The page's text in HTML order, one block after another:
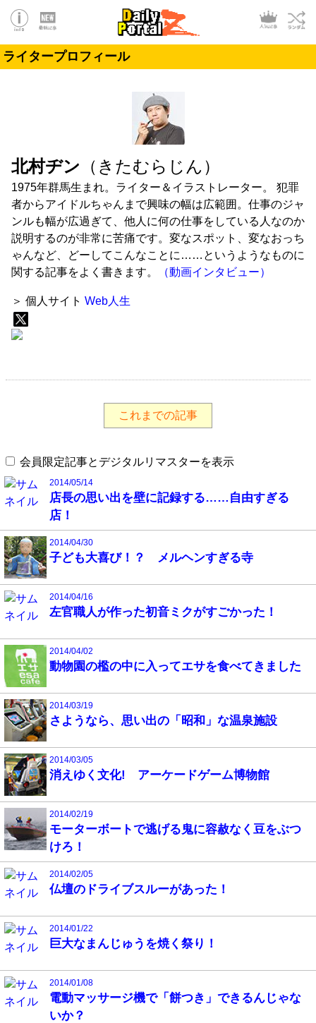
ライタープロフィール
北村ヂン （きたむらじん）
1975年群馬生まれ。ライター＆イラストレーター。 犯罪
者からアイドルちゃんまで興味の幅は広範囲。仕事のジャ
ンルも幅が広過ぎて、他人に何の仕事をしている人なのか
説明するのが非常に苦痛です。変なスポット、変なおっち
ゃんなど、どーしてこんなことに……というようなものに
関する記事をよく書きます。
（動画インタビュー）
＞ 個人サイト Web人生
これまでの記事
会員限定記事とデジタルリマスターを表示
2014/05/14
店長の思い出を壁に記録する……自由すぎる
店！
2014/04/30
子ども大喜び！？ メルヘンすぎる寺
2014/04/16
左官職人が作った初音ミクがすごかった！
2014/04/02
動物園の檻の中に入ってエサを食べてきました
2014/03/19
さようなら、思い出の「昭和」な温泉施設
2014/03/05
消えゆく文化! アーケードゲーム博物館
2014/02/19
モーターボートで逃げる鬼に容赦なく豆をぶつ
けろ！
2014/02/05
仏壇のドライブスルーがあった！
2014/01/22
巨大なまんじゅうを焼く祭り！
2014/01/08
電動マッサージ機で「餅つき」できるんじゃな
いか？